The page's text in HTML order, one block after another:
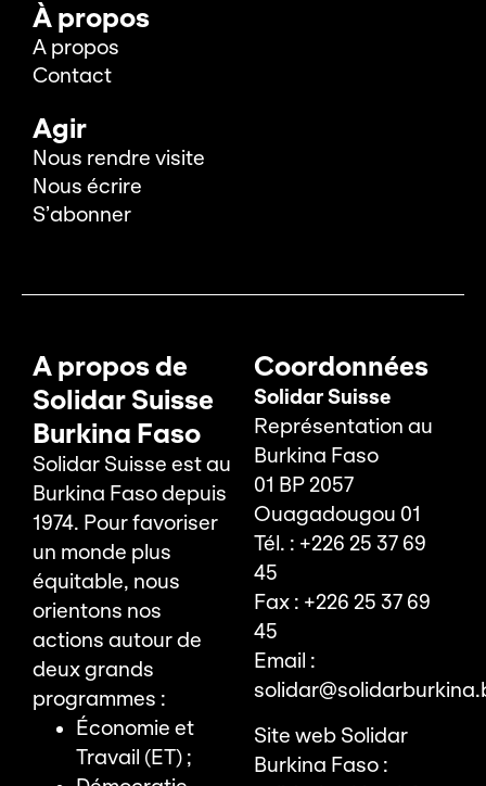
À propos
A propos
Contact
Agir
Nous rendre visite
Nous écrire
S’abonner
A propos de
Solidar Suisse
Burkina Faso
Solidar Suisse est au
Burkina Faso depuis
1974. Pour favoriser
un monde plus
équitable, nous
orientons nos
actions autour de
deux grands
programmes :
Économie et
Travail (ET) ;
Coordonnées
Solidar Suisse
Représentation au
Burkina Faso
01 BP 2057
Ouagadougou 01
Tél. : +226 25 37 69
45
Fax : +226 25 37 69
45
Email :
Site web Solidar
Burkina Faso :